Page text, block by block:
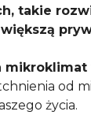
takie
mikroklimat
od
życia.